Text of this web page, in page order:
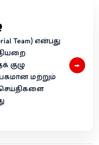
Team) என்பது
குழு
மற்றும்
→